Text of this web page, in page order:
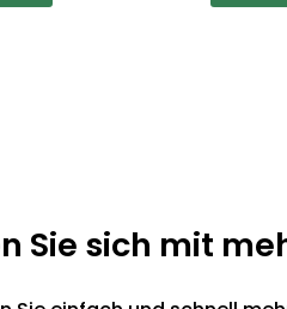
Sie sich mit